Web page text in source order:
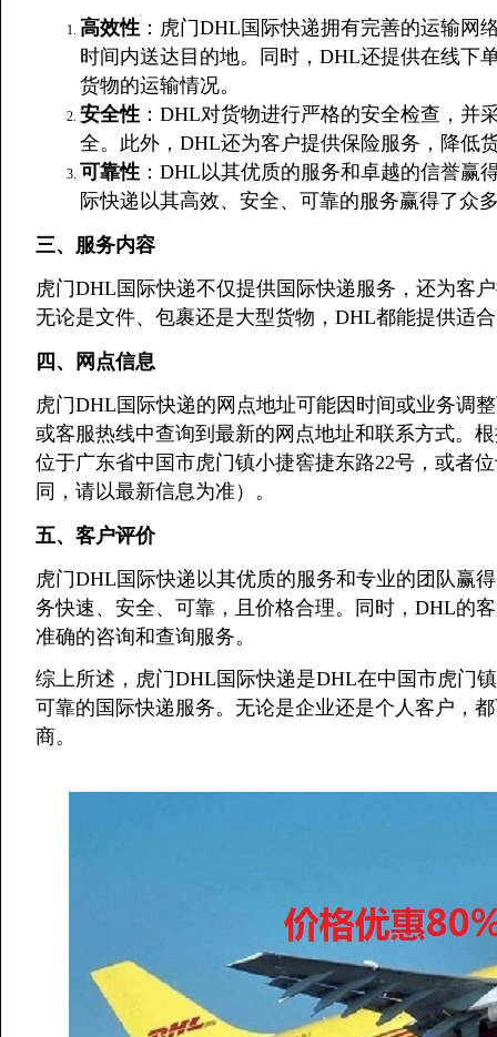
高效性 ：虎门DHL国际快递拥有完善的运输网
时间内送达目的地。同时，DHL还提供在线下
货物的运输情况。
安全性 ：DHL对货物进行严格的安全检查，并
全。此外，DHL还为客户提供保险服务，降低
可靠性 ：DHL以其优质的服务和卓越的信誉赢
际快递以其高效、安全、可靠的服务赢得了众
三、服务内容
虎门DHL国际快递不仅提供国际快递服务，还为客
无论是文件、包裹还是大型货物，DHL都能提供适
四、网点信息
虎门DHL国际快递的网点地址可能因时间或业务调
或客服热线中查询到最新的网点地址和联系方式。
位于广东省中国市虎门镇小捷窖捷东路22号，或者
同，请以最新信息为准）。
五、客户评价
虎门DHL国际快递以其优质的服务和专业的团队赢
务快速、安全、可靠，且价格合理。同时，DHL的
准确的咨询和查询服务。
综上所述，虎门DHL国际快递是DHL在中国市虎门
可靠的国际快递服务。无论是企业还是个人客户，
商。